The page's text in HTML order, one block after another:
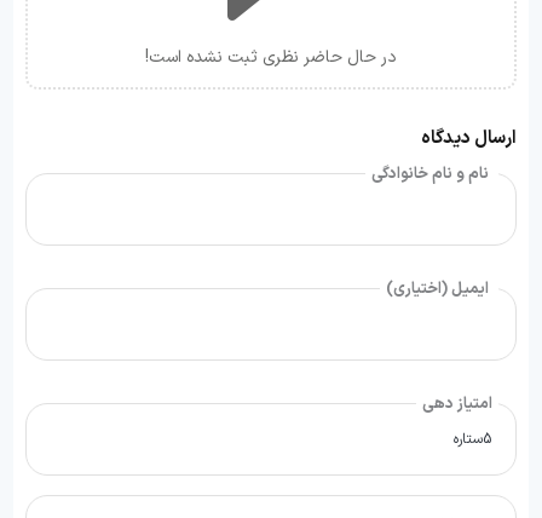
در حال حاضر نظری ثبت نشده است!
ارسال دیدگاه
نام و نام خانوادگی
ایمیل (اختیاری)
امتیاز دهی